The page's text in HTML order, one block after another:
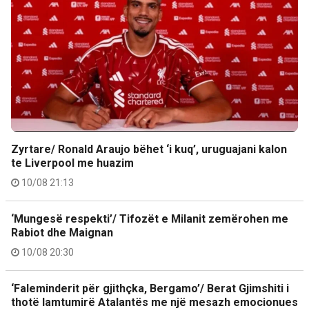
Zyrtare/ Ronald Araujo bëhet ‘i kuq’, uruguajani kalon
te Liverpool me huazim
10/08 21:13
‘Mungesë respekti’/ Tifozët e Milanit zemërohen me
Rabiot dhe Maignan
10/08 20:30
‘Faleminderit për gjithçka, Bergamo’/ Berat Gjimshiti i
thotë lamtumirë Atalantës me një mesazh emocionues